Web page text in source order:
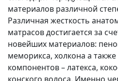
материалов различной
Различная жесткость
матрасов достигается за
новейших материалов:
меморикса, холкона а
компонентов – латекса,